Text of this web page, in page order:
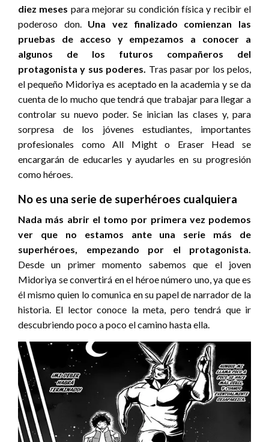
diez meses para mejorar su condición física y recibir el
poderoso don. Una vez finalizado comienzan las
pruebas de acceso y empezamos a conocer a
algunos de los futuros compañeros del
protagonista y sus poderes. Tras pasar por los pelos,
el pequeño Midoriya es aceptado en la academia y se da
cuenta de lo mucho que tendrá que trabajar para llegar a
controlar su nuevo poder. Se inician las clases y, para
sorpresa de los jóvenes estudiantes, importantes
profesionales como All Might o Eraser Head se
encargarán de educarles y ayudarles en su progresión
como héroes.
No es una serie de superhéroes cualquiera
Nada más abrir el tomo por primera vez podemos
ver que no estamos ante una serie más de
superhéroes, empezando por el protagonista.
Desde un primer momento sabemos que el joven
Midoriya se convertirá en el héroe número uno, ya que es
él mismo quien lo comunica en su papel de narrador de la
historia. El lector conoce la meta, pero tendrá que ir
descubriendo poco a poco el camino hasta ella.